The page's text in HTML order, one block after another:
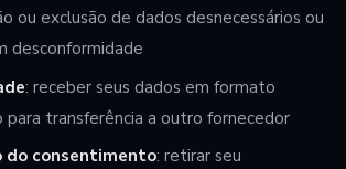
ou exclusão de dados desnecessários ou
desconformidade
: receber seus dados em formato
transferência a outro fornecedor
do consentimento: retirar seu